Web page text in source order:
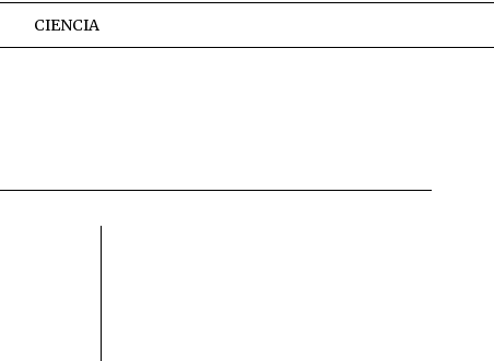
CIENCIA